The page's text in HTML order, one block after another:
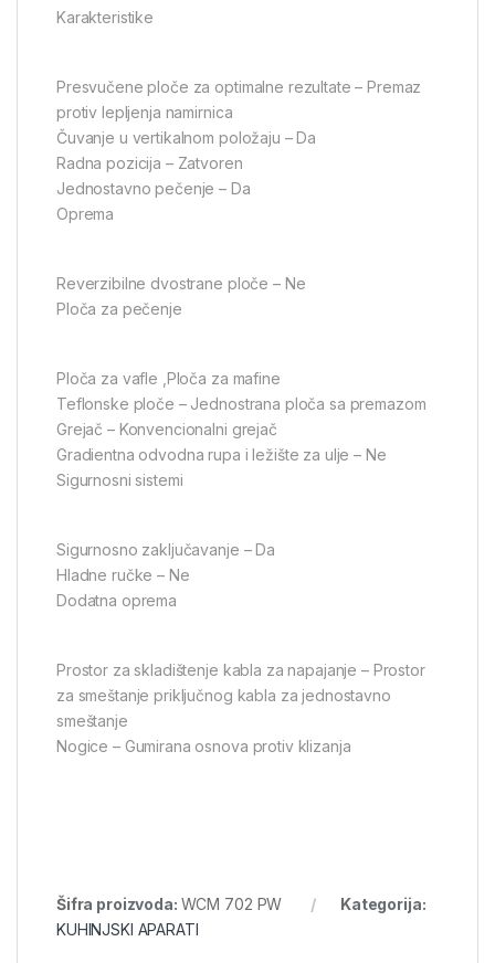
Karakteristike
Presvučene ploče za optimalne rezultate – Premaz
protiv lepljenja namirnica
Čuvanje u vertikalnom položaju – Da
Radna pozicija – Zatvoren
Jednostavno pečenje – Da
Oprema
Reverzibilne dvostrane ploče – Ne
Ploča za pečenje
Ploča za vafle ,Ploča za mafine
Teflonske ploče – Jednostrana ploča sa premazom
Grejač – Konvencionalni grejač
Gradientna odvodna rupa i ležište za ulje – Ne
Sigurnosni sistemi
Sigurnosno zaključavanje – Da
Hladne ručke – Ne
Dodatna oprema
Prostor za skladištenje kabla za napajanje – Prostor
za smeštanje priključnog kabla za jednostavno
smeštanje
Nogice – Gumirana osnova protiv klizanja
Šifra proizvoda: WCM 702 PW
Kategorija:
KUHINJSKI APARATI